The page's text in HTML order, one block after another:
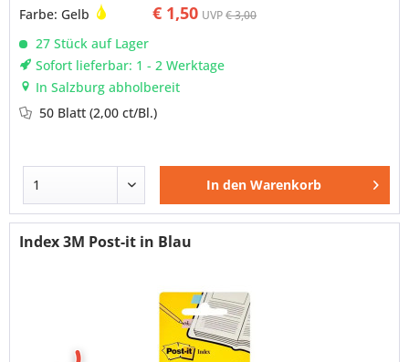
€ 1,50 UVP€ 3,00
Farbe: Gelb
27 Stück auf Lager
Sofort lieferbar: 1 - 2 Werktage
In Salzburg abholbereit
50 Blatt(2,00 ct/Bl.)
In den Warenkorb
Index 3M Post-it in Blau